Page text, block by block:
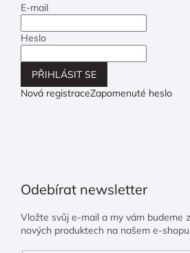
E-mail
Heslo
PŘIHLÁSIT SE
Nová registraceZapomenuté heslo
Odebírat newsletter
Vložte svůj e-mail a my vám budeme
nových produktech na našem e-